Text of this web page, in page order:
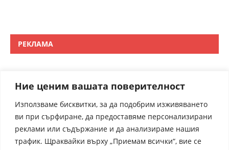
Ние ценим вашата поверителност
Използваме бисквитки, за да подобрим изживяването
ви при сърфиране, да предоставяме персонализирани
реклами или съдържание и да анализираме нашия
трафик. Щраквайки върху „Приемам всички“, вие се
РЕКЛАМА